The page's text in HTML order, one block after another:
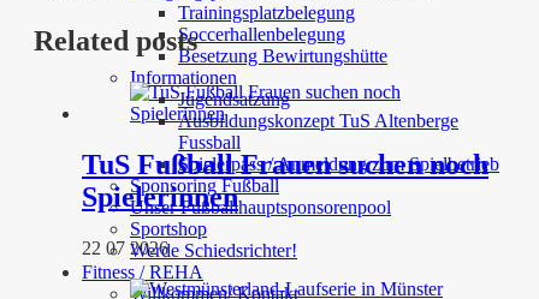
Trainingsplatzbelegung
Soccerhallenbelegung
Besetzung Bewirtungshütte
Informationen
Jugendsatzung
Ausbildungskonzept TuS Altenberge
Fussball
Spielerpass / Anmeldung zum Spielbetrieb
Sponsoring Fußball
Unser Fußballhauptsponsorenpool
Sportshop
Werde Schiedsrichter!
Fitness / REHA
Willkommen/ Kontakt
Related posts
TuS Fußball Frauen suchen noch
Spielerinnen
22 07 2026